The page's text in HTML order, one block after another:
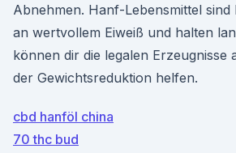
Abnehmen. Hanf-Lebensmittel
an wertvollem Eiweiß und halten
können dir die legalen Erzeugnisse
der Gewichtsreduktion helfen.
cbd hanföl china
70 thc bud